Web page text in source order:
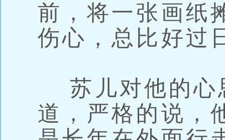
前，将一张画纸
伤心，总比好过
苏儿对他的心
道，严格的说，